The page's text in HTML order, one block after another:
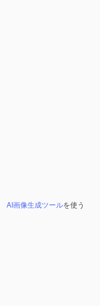
AI画像生成ツールを使う